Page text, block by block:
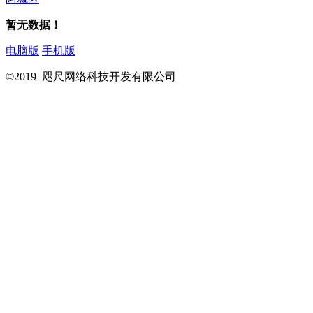
暂无数据！
电脑版 手机版
©2019 咫尺网络科技开发有限公司